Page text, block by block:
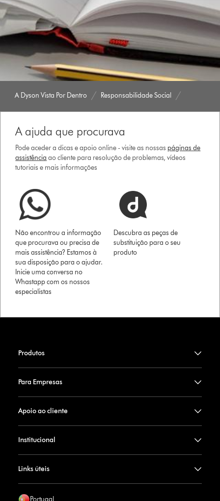
A Dyson Vista Por Dentro Responsabilidade Social
A ajuda que procurava
Pode aceder a dicas e apoio online - visite as nossas páginas de
assistência ao cliente para resolução de problemas, vídeos
tutoriais e mais informações
Não encontrou a informação
que procurava ou precisa de
mais assistência? Estamos à
sua disposição para o ajudar.
Inicie uma conversa no
Whastapp com os nossos
especialistas
Descubra as peças de
substituição para o seu
produto
Produtos
Para Empresas
Apoio ao cliente
Institucional
Links úteis